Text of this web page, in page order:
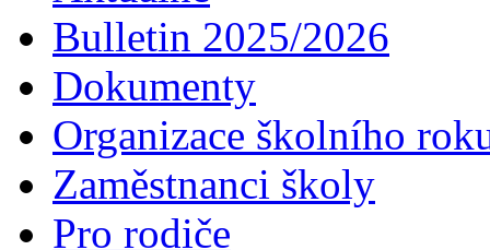
Bulletin 2025/2026
Dokumenty
Organizace školního
Zaměstnanci školy
Pro rodiče